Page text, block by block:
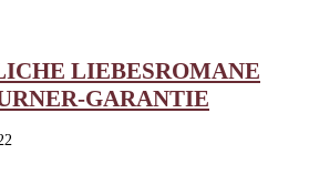
LIEBESROMANE
GARANTIE